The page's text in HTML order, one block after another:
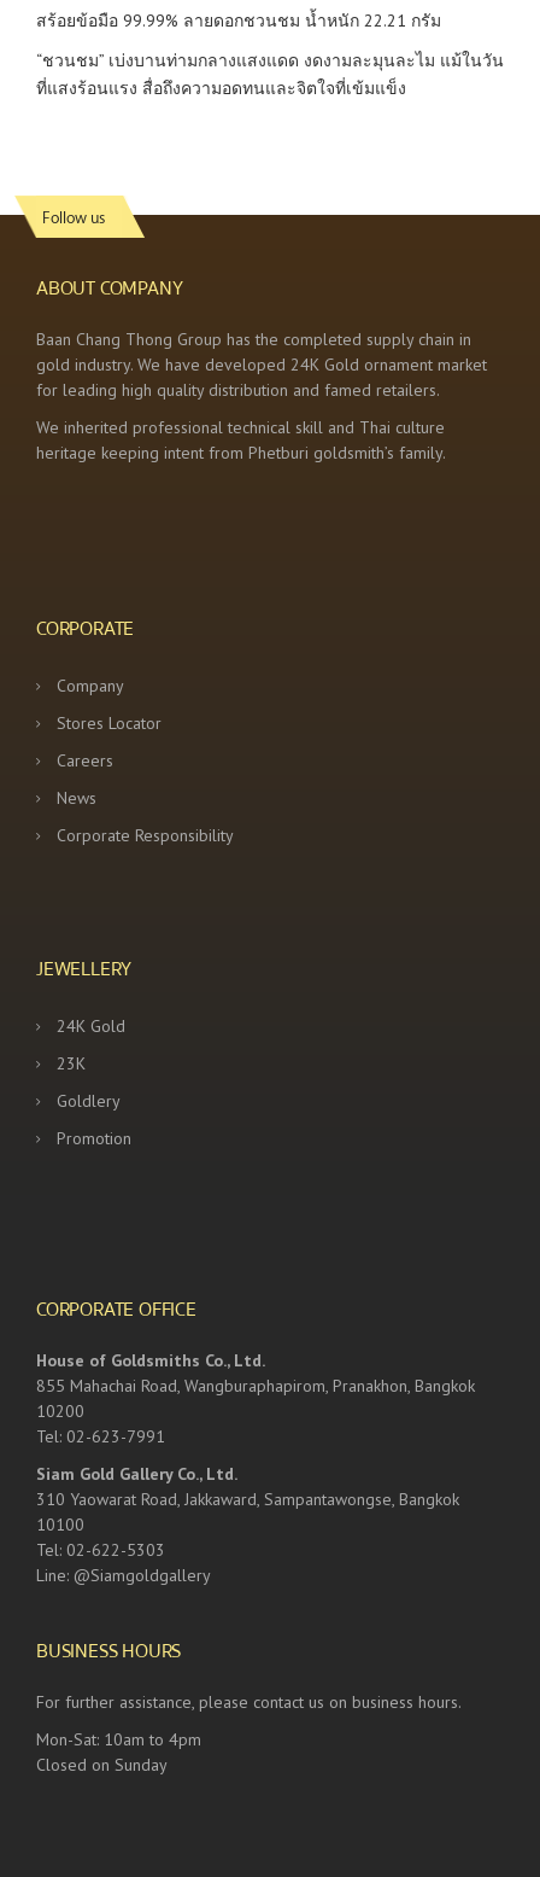
สร้อยข้อมือ 99.99% ลายดอกชวนชม น้ำหนัก 22.21 กรัม
“ชวนชม” เบ่งบานท่ามกลางแสงแดด งดงามละมุนละไม แม้ในวัน
ที่แสงร้อนแรง สื่อถึงความอดทนและจิตใจที่เข้มแข็ง
Follow us
ABOUT COMPANY
Baan Chang Thong Group has the completed supply chain in
gold industry. We have developed 24K Gold ornament market
for leading high quality distribution and famed retailers.
We inherited professional technical skill and Thai culture
heritage keeping intent from Phetburi goldsmith’s family.
CORPORATE
Company
Stores Locator
Careers
News
Corporate Responsibility
JEWELLERY
24K Gold
23K
Goldlery
Promotion
CORPORATE OFFICE
House of Goldsmiths Co., Ltd.
855 Mahachai Road, Wangburaphapirom, Pranakhon, Bangkok
10200
Tel: 02-623-7991
Siam Gold Gallery Co., Ltd.
310 Yaowarat Road, Jakkaward, Sampantawongse, Bangkok
10100
Tel: 02-622-5303
Line: @Siamgoldgallery
BUSINESS HOURS
For further assistance, please contact us on business hours.
Mon-Sat: 10am to 4pm
Closed on Sunday